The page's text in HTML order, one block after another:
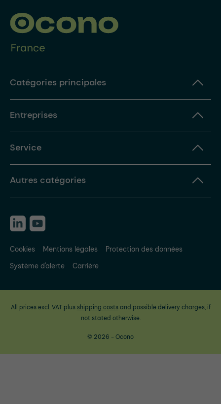
Catégories principales
Entreprises
Service
Autres catégories
Cookies Mentions légales
Protection des données
Système d'alerte
Carrière
All prices excl. VAT plus shipping costsand possible delivery charges, if
not stated otherwise.
© 2026 - Ocono